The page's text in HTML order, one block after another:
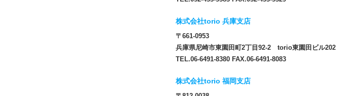
株式会社torio 兵庫支店
〒661-0953
兵庫県尼崎市東園田町2丁目92-2 torio東園田ビル202
TEL.06-6491-8380 FAX.06-6491-8083
株式会社torio 福岡支店